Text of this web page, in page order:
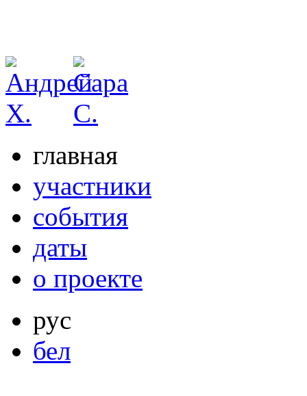
главная
участники
события
даты
о проекте
рус
бел